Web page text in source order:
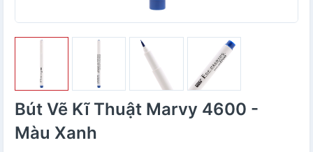
Bút Vẽ Kĩ Thuật Marvy 4600 -
Màu Xanh